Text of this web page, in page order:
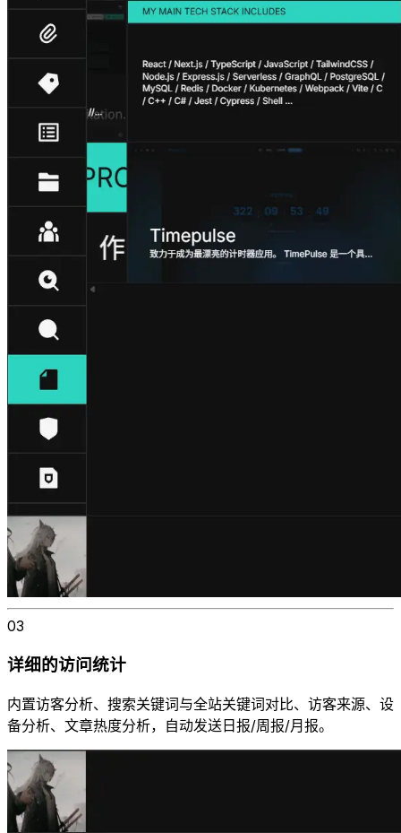
03
详细的访问统计
内置访客分析、搜索关键词与全站关键词对比、访客来源、设
备分析、文章热度分析，自动发送日报/周报/月报。